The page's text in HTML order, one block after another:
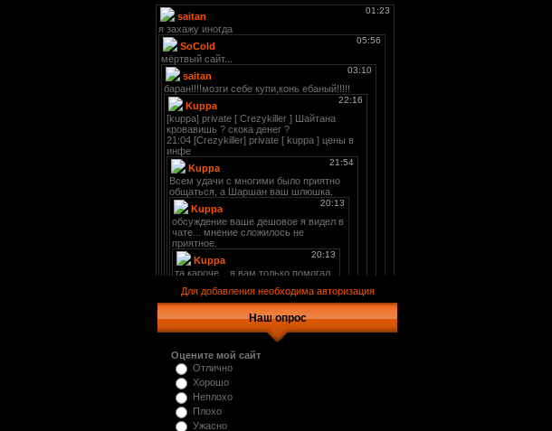
Для добавления необходима авторизация
Наш опрос
Оцените мой сайт
Отлично
Хорошо
Неплохо
Плохо
Ужасно